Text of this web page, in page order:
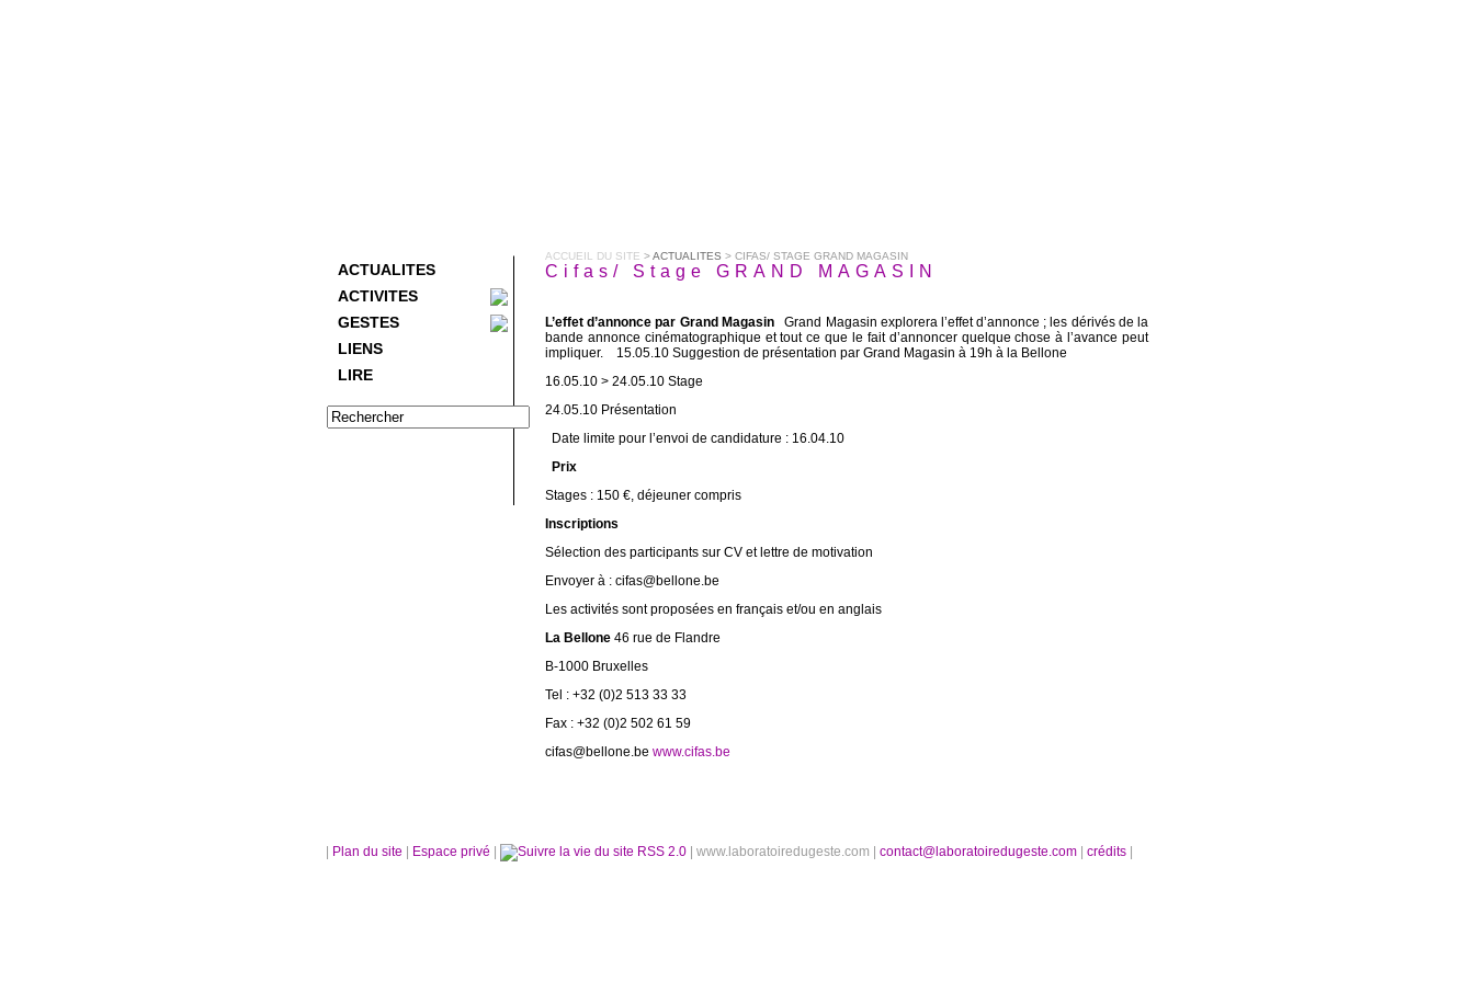
ACTUALITES
ACTIVITES
GESTES
LIENS
LIRE
ACCUEIL DU SITE >ACTUALITES > CIFAS/ STAGE GRAND MAGASIN
Cifas/ Stage GRAND MAGASIN
L’effet d’annonce par Grand MagasinGrand Magasin explorera l’effet d’annonce ; les dérivés de la
bande annonce cinématographique et tout ce que le fait d’annoncer quelque chose à l’avance peut
impliquer. 15.05.10 Suggestion de présentation par Grand Magasin à 19h à la Bellone
16.05.10 > 24.05.10 Stage
24.05.10 Présentation
Date limite pour l’envoi de candidature : 16.04.10
Prix
Stages : 150 €, déjeuner compris
Inscriptions
Sélection des participants sur CV et lettre de motivation
Envoyer à : cifas@bellone.be
Les activités sont proposées en français et/ou en anglais
La Bellone 46 rue de Flandre
B-1000 Bruxelles
Tel : +32 (0)2 513 33 33
Fax : +32 (0)2 502 61 59
cifas@bellone.be www.cifas.be
Plan du site Espace privé RSS 2.0 | www.laboratoiredugeste.com | contact@laboratoiredugeste.com crédits